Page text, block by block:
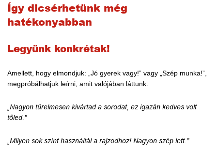
Így dicsérhetünk még
hatékonyabban
Legyünk konkrétak!
Amellett, hogy elmondjuk: „Jó gyerek vagy!” vagy „Szép munka!”,
megpróbálhatjuk leírni, amit valójában láttunk:
„Nagyon türelmesen kivártad a sorodat, ez igazán kedves volt
tőled.”
„Milyen sok színt használtál a rajzodhoz! Nagyon szép lett.”